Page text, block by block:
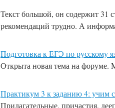
Текст большой, он содержит 31
рекомендаций трудно. А
Подготовка к ЕГЭ по русскому
Открыта новая тема на форуме.
Практикум 3 к заданию 4: учим
Прилагательные, причастия,